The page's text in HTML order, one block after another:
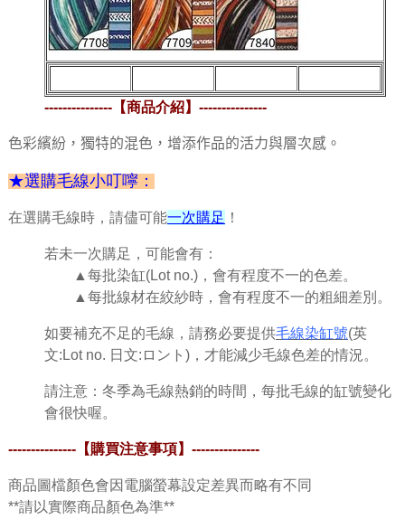
---------------【商品介紹】 ---------------
色彩繽紛，獨特的混色，增添作品的活力與層次感。
★選購毛線小叮嚀：
在選購毛線時，請儘可能一次購足 ！
若未一次購足，可能會有：
▲每批染缸(Lot no.)，會有程度不一的色差。
▲每批線材在絞紗時，會有程度不一的粗細差別。
如要補充不足的毛線，請務必要提供毛線染缸號(英
文:Lot no. 日文:ロント)，才能減少毛線色差的情況。
請注意：冬季為毛線熱銷的時間，每批毛線的缸號變化
會很快喔。
---------------【購買注意事項】 ---------------
商品圖檔顏色會因電腦螢幕設定差異而略有不同
**請以實際商品顏色為準**